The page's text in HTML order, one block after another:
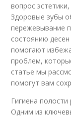
вопрос
Здоровые зубы
пережевывание
состоянию
помогают
проблем,
статье мы
помогут вам
Гигиена полости
Одним из